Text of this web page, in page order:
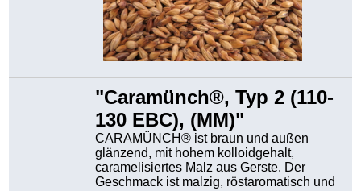
"Caramünch®, Typ 2 (110-
130 EBC), (MM)"
CARAMÜNCH® ist braun und außen
glänzend, mit hohem kolloidgehalt,
caramelisiertes Malz aus Gerste. Der
Geschmack ist malzig, röstaromatisch und